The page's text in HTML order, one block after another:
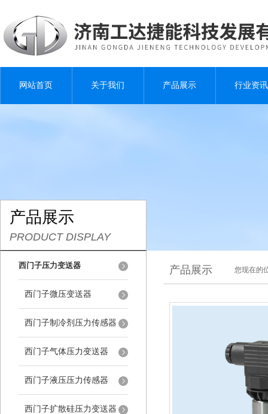
网站首页 关于我们 产品展示 行业资讯
产品展示
PRODUCT DISPLAY
西门子压力变送器
西门子微压变送器
西门子制冷剂压力传感器
西门子气体压力变送器
西门子液压压力传感器
西门子扩散硅压力变送器
产品展示 您现在的